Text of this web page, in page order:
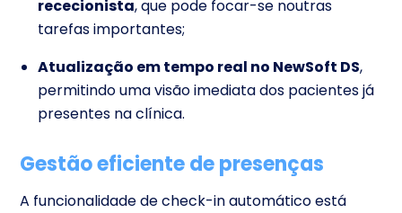
rececionista, que pode focar-se noutras
tarefas importantes;
Atualização em tempo real no NewSoft DS,
permitindo uma visão imediata dos pacientes já
presentes na clínica.
Gestão eficiente de presenças
A funcionalidade de check-in automático está